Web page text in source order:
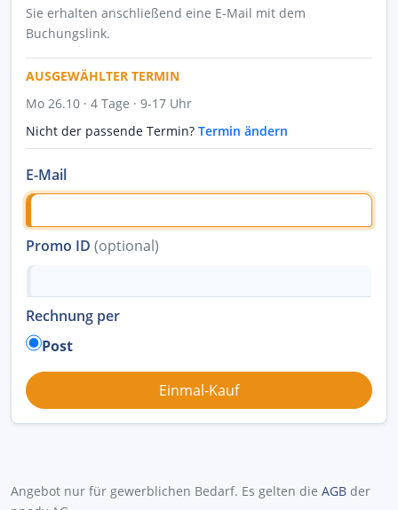
Sie erhalten anschließend eine E-Mail mit dem
Buchungslink.
AUSGEWÄHLTER TERMIN
Mo 26.10 · 4 Tage · 9-17 Uhr
Nicht der passende Termin? Termin ändern
E-Mail
Promo ID (optional)
Rechnung per
Post
Angebot nur für gewerblichen Bedarf. Es gelten die AGB der